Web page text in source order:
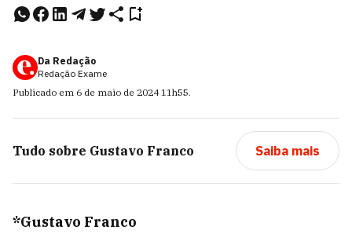
Da Redação
Redação Exame
Publicado em 6 de maio de 2024 11h55.
Tudo sobre Gustavo Franco Saiba mais
*Gustavo Franco